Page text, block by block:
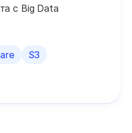
с Big Data
S3